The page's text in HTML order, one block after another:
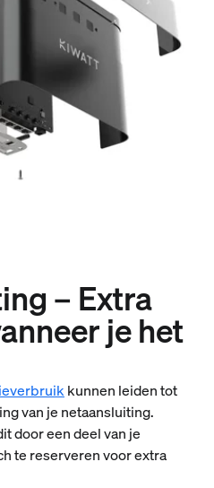
– Extra
je het
kunnen leiden tot
van je netaansluiting.
door een deel van je
te reserveren voor extra